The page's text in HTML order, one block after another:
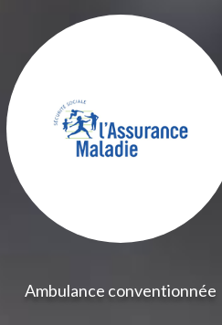
Ambulance conventionnée